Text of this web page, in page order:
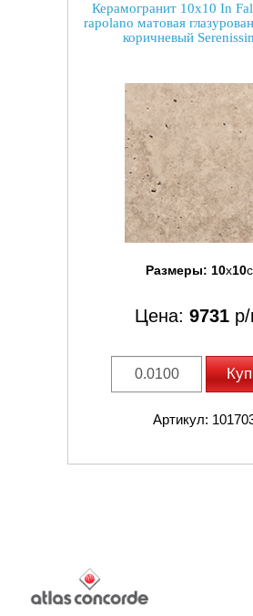
Керамогранит 10x10 In
rapolano матовая
коричневый
Размеры: 10x10
Цена: 9731
Артикул: